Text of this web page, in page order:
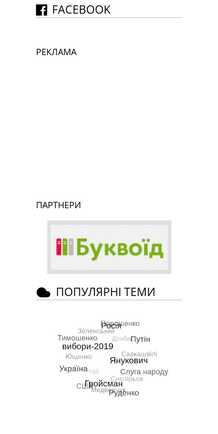
FACEBOOK
РЕКЛАМА
ПАРТНЕРИ
ПОПУЛЯРНІ ТЕМИ